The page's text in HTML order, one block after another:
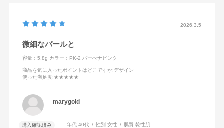
2026.3.5
微細なパールと
容量：5.8g カラー：PK-2 バーべナピンク
商品を気に入ったポイントはどこですか:デザイン
使った満足度:★★★★★
marygold
購入確認済み 年代:40代 性別:女性 肌質:乾性肌